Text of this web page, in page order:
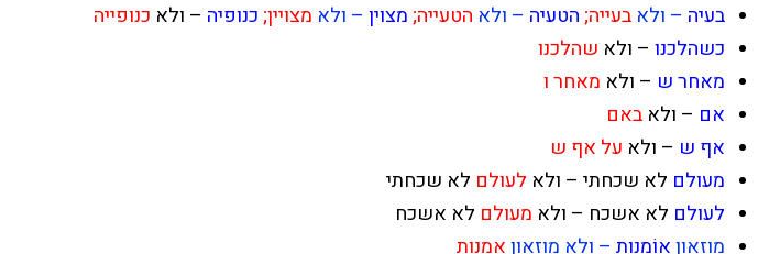
בעיה – ולא בעייה;הטעיה – ולא הטעייה;מצוין – ולא מצויין;כנופיה – ולא כנופייה
כשהלכנו – ולא שהלכנו
מאחר ש – ולא מאחר ו
אם – ולא באם
אף ש – ולא על אף ש
מעולם לא שכחתי – ולא לעולם לא שכחתי
לעולם לא אשכח – ולא מעולם לא אשכח
מוזאוןאוֹמנות – ולא מוזאוןאמנות